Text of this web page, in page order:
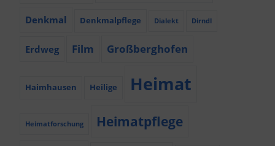
Denkmal Denkmalpflege Dialekt Dirndl
Erdweg Film Großberghofen
Haimhausen Heilige Heimat
Heimatforschung Heimatpflege